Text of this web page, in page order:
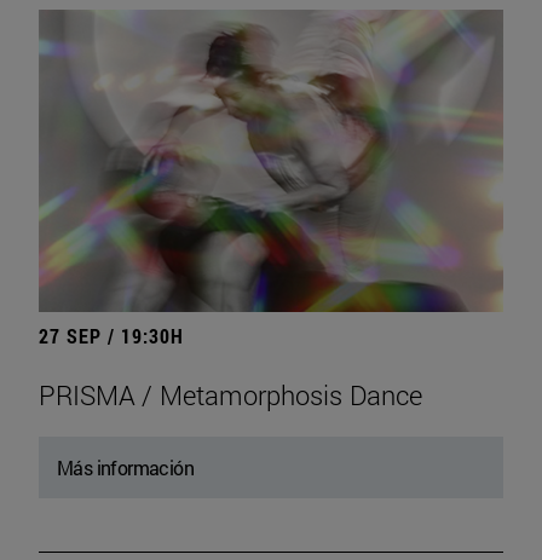
27 SEP / 19:30H
PRISMA / Metamorphosis Dance
Más información